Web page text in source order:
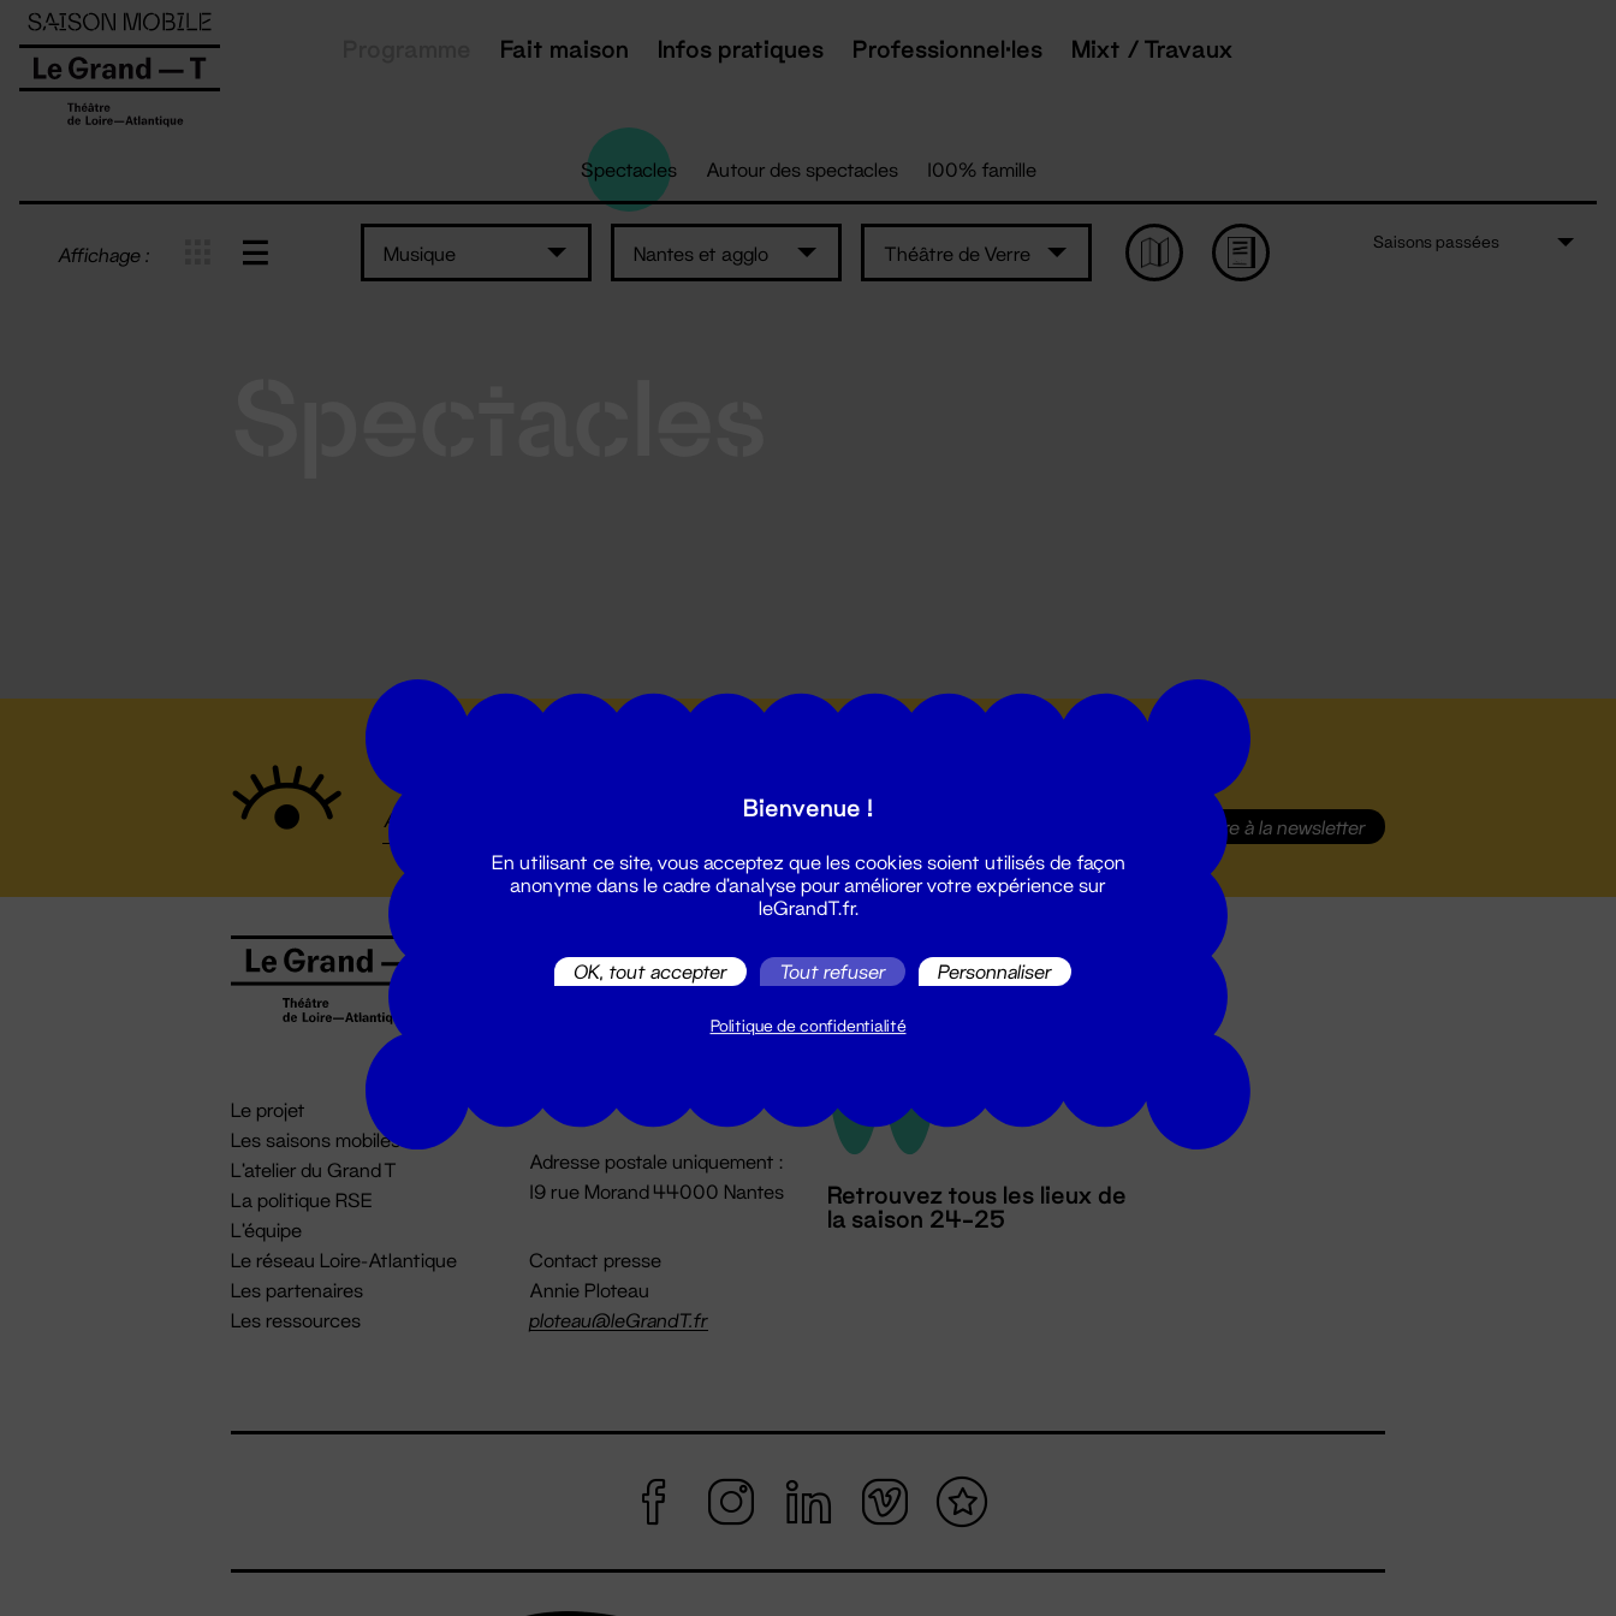
Fait maison Infos pratiques Professionnel·les Mixt / Travaux
Spectacles Autour des spectacles 100% famille
Affichage : Musique Nantes et agglo Théâtre de Verre
Saisons passées
S'inscrire à la newsletter
Le projet
Les saisons mobiles
L'atelier du Grand T
La politique RSE
L'équipe
Le réseau Loire-Atlantique
Les partenaires
Les ressources
02 51 88 25 25
Du lundi au vendredi 14h → 18h
Adresse postale uniquement :
19 rue Morand 44000 Nantes
Contact presse
Annie Ploteau
ploteau@leGrandT.fr
Retrouvez tous les lieux de
la saison 24-25
Panneau de gestion des cookies
Bienvenue !
En utilisant ce site, vous acceptez que les cookies soient utilisés de façon
anonyme dans le cadre d'analyse pour améliorer votre expérience sur
leGrandT.fr.
OK, tout accepter Tout refuser Personnaliser
Politique de confidentialité